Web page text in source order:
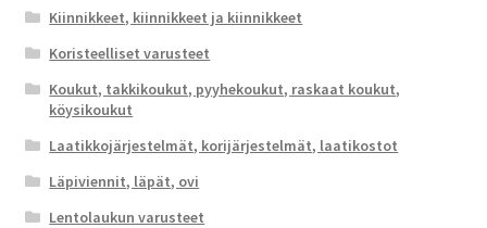
Kiinnikkeet, kiinnikkeet ja kiinnikkeet
Koristeelliset varusteet
Koukut, takkikoukut, pyyhekoukut, raskaat koukut,
köysikoukut
Laatikkojärjestelmät, korijärjestelmät, laatikostot
Läpiviennit, läpät, ovi
Lentolaukun varusteet